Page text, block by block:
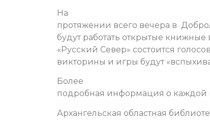
На
протяжении всего вечера в
будут работать открытые
«Русский Север» состоится
викторины и игры будут
Более
подробная информация о каждой
Архангельская областная